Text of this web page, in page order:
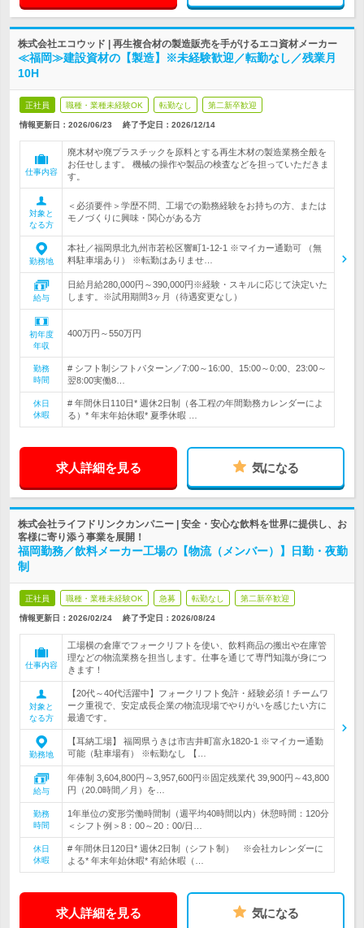
株式会社エコウッド | 再生複合材の製造販売を手がけるエコ資材メーカー
≪福岡≫建設資材の【製造】※未経験歓迎／転勤なし／残業月
10H
正社員 職種・業種未経験OK 転勤なし 第二新卒歓迎
情報更新日：2026/06/23 終了予定日： 2026/12/14
仕事内容
廃木材や廃プラスチックを原料とする再生木材の製造業務全般を
お任せします。 機械の操作や製品の検査などを担っていただきま
す。
対象と
なる方
＜必須要件＞学歴不問、工場での勤務経験をお持ちの方、または
モノづくりに興味・関心がある方
勤務地
本社／福岡県北九州市若松区響町1-12-1 ※マイカー通勤可 （無
料駐車場あり） ※転勤はありませ…
給与
日給月給280,000円～390,000円※経験・スキルに応じて決定いた
します。※試用期間3ヶ月（待遇変更なし）
初年度
年収
400万円～550万円
勤務
時間
# シフト制シフトパターン／7:00～16:00、15:00～0:00、23:00～
翌8:00実働8…
休日
休暇
# 年間休日110日* 週休2日制（各工程の年間勤務カレンダーによ
る）* 年末年始休暇* 夏季休暇 …
求人詳細を見る 気になる
株式会社ライフドリンクカンパニー | 安全・安心な飲料を世界に提供し、お
客様に寄り添う事業を展開！
福岡勤務／飲料メーカー工場の【物流（メンバー）】日勤・夜勤
制
正社員 職種・業種未経験OK 急募 転勤なし 第二新卒歓迎
情報更新日：2026/02/24 終了予定日： 2026/08/24
仕事内容
工場横の倉庫でフォークリフトを使い、飲料商品の搬出や在庫管
理などの物流業務を担当します。仕事を通じて専門知識が身につ
きます！
対象と
なる方
【20代～40代活躍中】フォークリフト免許・経験必須！チームワ
ーク重視で、安定成長企業の物流現場でやりがいを感じたい方に
最適です。
勤務地
【耳納工場】 福岡県うきは市吉井町富永1820-1 ※マイカー通勤
可能（駐車場有） ※転勤なし 【…
給与
年俸制 3,604,800円～3,957,600円※固定残業代 39,900円～43,800
円（20.0時間／月）を…
勤務
時間
1年単位の変形労働時間制（週平均40時間以内）休憩時間：120分
＜シフト例＞8：00～20：00/日…
休日
休暇
# 年間休日120日* 週休2日制（シフト制） ※会社カレンダーに
よる* 年末年始休暇* 有給休暇（…
求人詳細を見る 気になる